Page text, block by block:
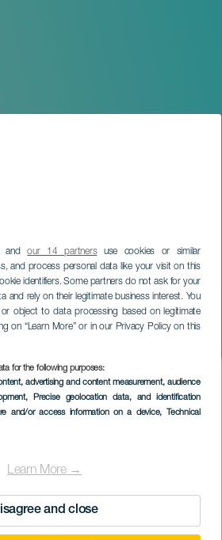
andour 14 partnersuse cookies or similar
and process personal data like your visit on this
identifiers. Some partners do not ask for your
and rely on their legitimate business interest. You
object to data processing based on legitimate
on “Learn More” or in our Privacy Policy on this
for the following purposes:
advertising and content measurement, audience
, Precise geolocation data, and identification
and/or access information on a device, Technical
Learn More →
and close